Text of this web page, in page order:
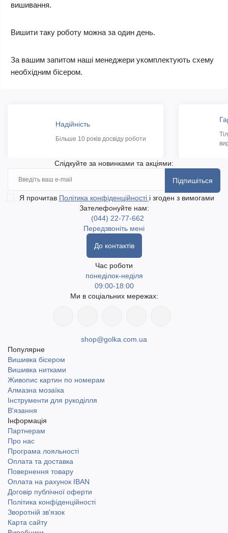
вишивання.
Вишити таку роботу можна за один день.
За вашим запитом наші менеджери укомплектують схему
необхідним бісером.
Надійність
Більше 10 років досвіду роботи
Слідкуйте за новинками та акціями:
Підпишіться
Я прочитав Політика конфіденційності і згоден з вимогами
Зателефонуйте нам:
(044) 22-77-662
Передзвоніть мені
До контактів
Час роботи
понеділок-неділя
09:00-18:00
Ми в соціальних мережах:
shop@golka.com.ua
Популярне
Вишивка бісером
Вишивка нитками
Живопис картин по номерам
Алмазна мозаїка
Інструменти для рукоділля
В'язання
Інформація
Партнерам
Про нас
Програма лояльності
Оплата та доставка
Повернення товару
Оплата на рахунок IBAN
Договір публічної оферти
Політика конфіденційності
Зворотній зв'язок
Карта сайту